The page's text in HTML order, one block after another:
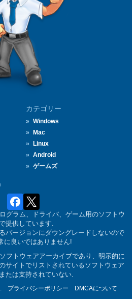
カテゴリー
Windows
Mac
Linux
Android
ゲームズ
グラム、ドライバ、ゲーム用のソフトウ
提供しています.
バージョンにダウングレードしないので
に良いではありません!
フトウェアアーカイブであり、明示的に
サイトでリストされているソフトウェア
たは支持されていない.
プライバシーポリシー
DMCAについて